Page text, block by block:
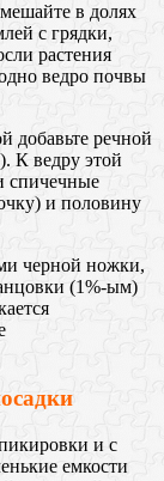
в долях
с грядки,
растения
ведро почвы
добавьте речной
К ведру этой
спичечные
и половину
черной ножки,
(1%-ым)
и с
емкости